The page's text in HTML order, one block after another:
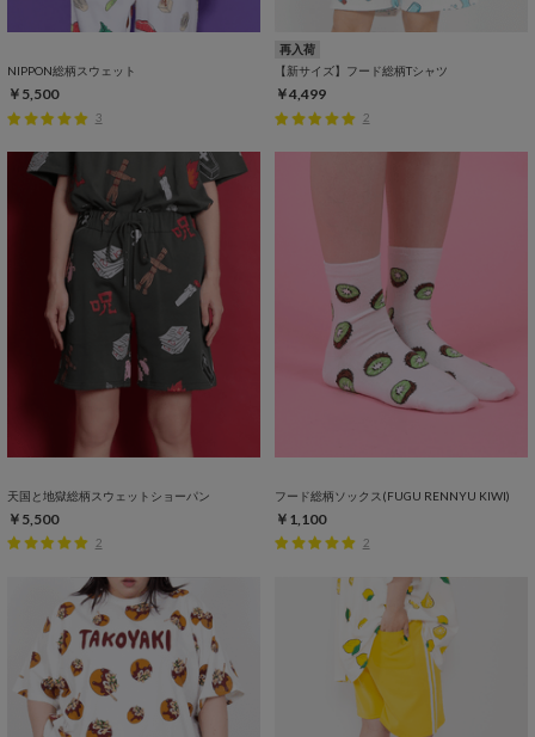
NIPPON総柄スウェット
￥5,500
3
再入荷
【新サイズ】フード総柄Tシャツ
￥4,499
2
天国と地獄総柄スウェットショーパン
￥5,500
2
フード総柄ソックス(FUGU RENNYU KIWI)
￥1,100
2